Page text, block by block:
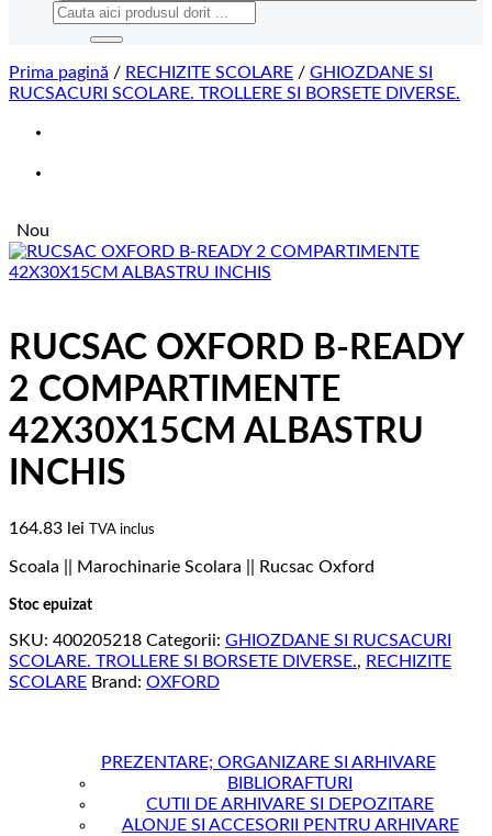
Caută
Prima pagină / RECHIZITE SCOLARE / GHIOZDANE SI
RUCSACURI SCOLARE. TROLLERE SI BORSETE DIVERSE.
Nou
RUCSAC OXFORD B-READY
2 COMPARTIMENTE
42X30X15CM ALBASTRU
INCHIS
164.83 lei TVA inclus
Scoala || Marochinarie Scolara || Rucsac Oxford
Stoc epuizat
SKU: 400205218 Categorii: GHIOZDANE SI RUCSACURI
SCOLARE. TROLLERE SI BORSETE DIVERSE., RECHIZITE
SCOLARE Brand: OXFORD
PREZENTARE; ORGANIZARE SI ARHIVARE
BIBLIORAFTURI
CUTII DE ARHIVARE SI DEPOZITARE
ALONJE SI ACCESORII PENTRU ARHIVARE